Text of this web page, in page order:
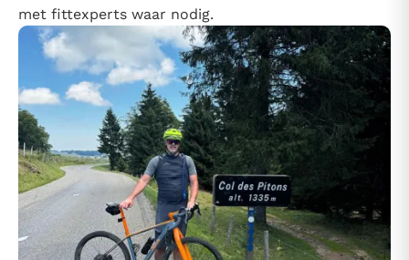
met fittexperts waar nodig.